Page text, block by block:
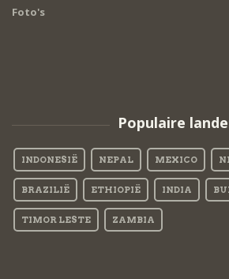
Foto's
Populaire
INDONESIË NEPAL MEXICO
BRAZILIË ETHIOPIË INDIA
TIMOR LESTE ZAMBIA